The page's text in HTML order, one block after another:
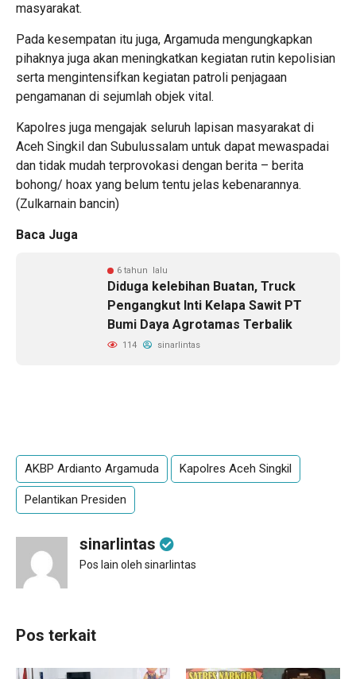
masyarakat.
Pada kesempatan itu juga, Argamuda mengungkapkan
pihaknya juga akan meningkatkan kegiatan rutin kepolisian
serta mengintensifkan kegiatan patroli penjagaan
pengamanan di sejumlah objek vital.
Kapolres juga mengajak seluruh lapisan masyarakat di
Aceh Singkil dan Subulussalam untuk dapat mewaspadai
dan tidak mudah terprovokasi dengan berita – berita
bohong/ hoax yang belum tentu jelas kebenarannya.
(Zulkarnain bancin)
Baca Juga
6 tahun lalu
Diduga kelebihan Buatan, Truck
Pengangkut Inti Kelapa Sawit PT
Bumi Daya Agrotamas Terbalik
114 sinarlintas
AKBP Ardianto Argamuda Kapolres Aceh Singkil
Pelantikan Presiden
sinarlintas
Pos lain oleh sinarlintas
Pos terkait